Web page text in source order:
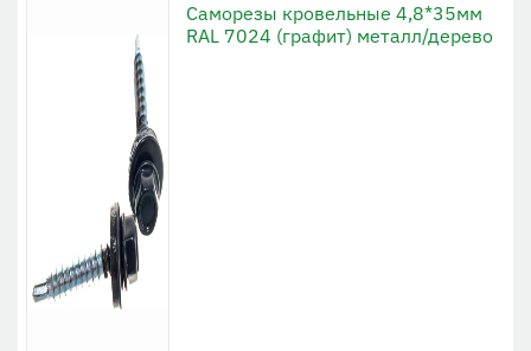
Саморезы кровельные 4,8*35мм
RAL 7024 (графит) металл/дерево